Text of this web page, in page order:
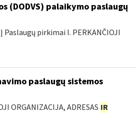
(DODVS) palaikymo paslaugų
Paslaugų pirkimai I. PERKANČIOJI
paslaugų sistemos
ORGANIZACIJA, ADRESAS IR